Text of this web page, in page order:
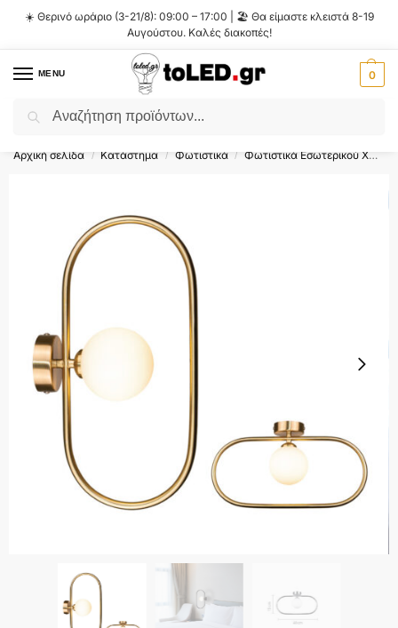
☀️ Θερινό ωράριο (3-21/8): 09:00 – 17:00 | 🏖️ Θα είμαστε κλειστά 8-19
Αυγούστου. Καλές διακοπές!
MENU 0
Flash Sale ⚡ 10% Έκπτωση με τον κωδικό
Αρχική σελίδα / Κατάστημα / Φωτιστικά / Φωτιστικά Εσωτερικού Χώρου